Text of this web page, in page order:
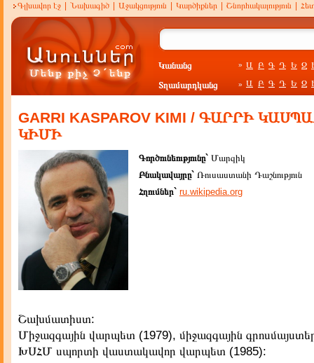
Գլխավոր էջ Նախագիծ Աջակցություն Կարծիքներ Շնորհակալություն
Կանանց » Ա Բ Գ Դ Ե Զ
Տղամարդկանց » Ա Բ Գ Դ Ե Զ
GARRI KASPAROV KIMI / ԳԱՐՐԻ
ԿԻՄԻ
Գործունեությունը` Մարզիկ
Բնակավայրը` Ռուսաստանի Դաշնություն
Հղումներ` ru.wikipedia.org
Շախմատիստ:
Միջազգային վարպետ (1979), միջազգային
ԽՍՀՄ սպորտի վաստակավոր վարպետ (1985):